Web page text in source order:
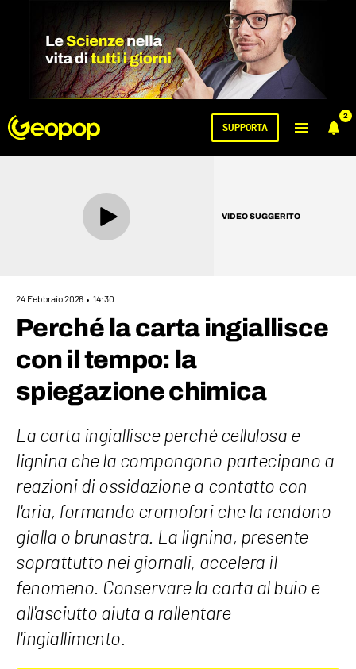
2
SUPPORTA
VIDEO SUGGERITO
24 Febbraio 2026 14:30
Perché la carta ingiallisce
con il tempo: la
spiegazione chimica
La carta ingiallisce perché cellulosa e
lignina che la compongono partecipano a
reazioni di ossidazione a contatto con
l'aria, formando cromofori che la rendono
gialla o brunastra. La lignina, presente
soprattutto nei giornali, accelera il
fenomeno. Conservare la carta al buio e
all'asciutto aiuta a rallentare
l'ingiallimento.